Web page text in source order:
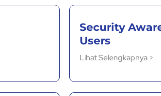
Security
Users
Lihat Selengkapnya >